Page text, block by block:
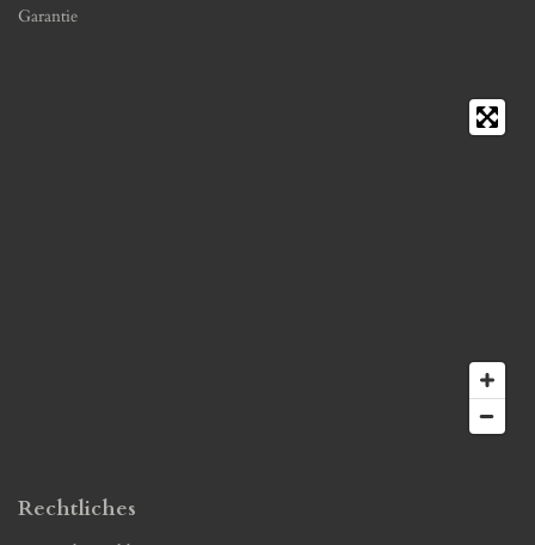
Garantie
Rechtliches